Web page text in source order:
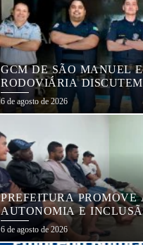
GCM DE SÃO MANUEL
RODOVIÁRIA
EDUCAÇÃO E
6 de agosto de 2026
PREFEITURA PROMOVE
AUTONOMIA E
CENTRO POP VIDA
6 de agosto de 2026